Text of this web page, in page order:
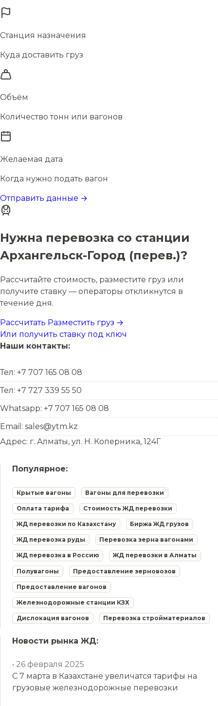
Станция назначения
Куда доставить груз
Объём
Количество тонн или вагонов
Желаемая дата
Когда нужно подать вагон
Отправить данные →
Нужна перевозка со станции
Архангельск-Город (перев.)?
Рассчитайте стоимость, разместите груз или
получите ставку — операторы откликнутся в
течение дня.
Рассчитать Разместить груз →
Или получить ставку под ключ
Наши контакты:
Тел: +7 707 165 08 08
Тел: +7 727 339 55 50
Whatsapp: +7 707 165 08 08
Email: sales@ytm.kz
Адрес: г. Алматы, ул. Н. Коперника, 124Г
Популярное:
Крытые вагоны Вагоны для перевозки
Оплата тарифа Стоимость ЖД перевозки
ЖД перевозки по Казахстану Биржа ЖД грузов
ЖД перевозка руды Перевозка зерна вагонами
ЖД перевозка в Россию ЖД перевозки в Алматы
Полувагоны Предоставление зерновозов
Предоставление вагонов
Железнодорожные станции КЗХ
Дислокация вагонов Перевозка стройматериалов
Новости рынка ЖД:
• 26 февраля 2025
С 7 марта в Казахстане увеличатся тарифы на
грузовые железнодорожные перевозки